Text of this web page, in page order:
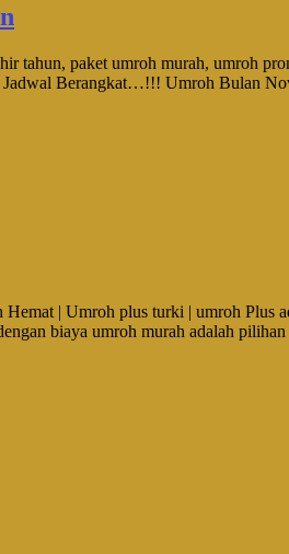
tahun, paket umroh murah, umroh
Berangkat…!!! Umroh Bulan
| Umroh plus turki | umroh
biaya umroh murah adalah